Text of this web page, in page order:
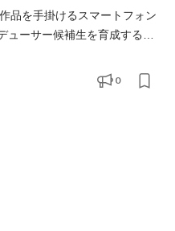
品を手掛けるスマートフォン
ューサー候補生を育成する学
のある学生さんはぜひ挑戦し
0